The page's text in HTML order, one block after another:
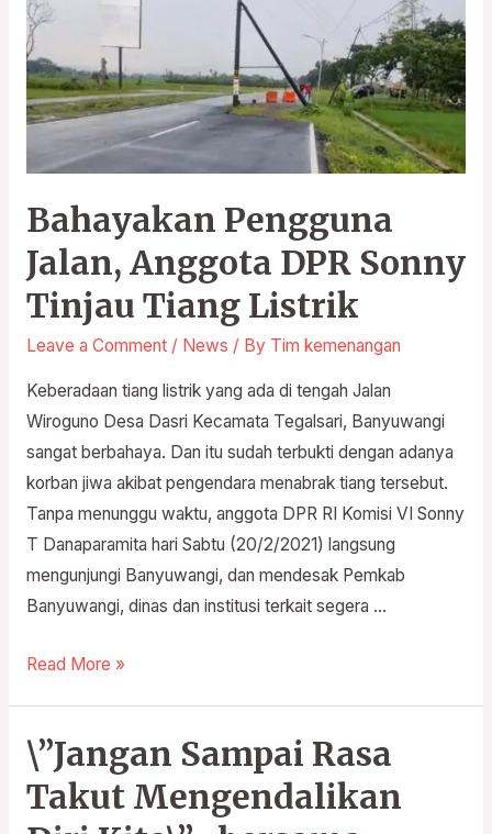
Bahayakan Pengguna
Jalan, Anggota DPR Sonny
Tinjau Tiang Listrik
Leave a Comment / News / By Tim kemenangan
Keberadaan tiang listrik yang ada di tengah Jalan
Wiroguno Desa Dasri Kecamata Tegalsari, Banyuwangi
sangat berbahaya. Dan itu sudah terbukti dengan adanya
korban jiwa akibat pengendara menabrak tiang tersebut.
Tanpa menunggu waktu, anggota DPR RI Komisi VI Sonny
T Danaparamita hari Sabtu (20/2/2021) langsung
mengunjungi Banyuwangi, dan mendesak Pemkab
Banyuwangi, dinas dan institusi terkait segera …
Anggota
DPR
Sonny
Tinjau
Listrik
Read More »
\”Jangan Sampai Rasa
Takut Mengendalikan
\”Jangan
Sampai
Rasa